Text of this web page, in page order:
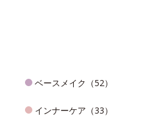
ベースメイク（52）
インナーケア（33）